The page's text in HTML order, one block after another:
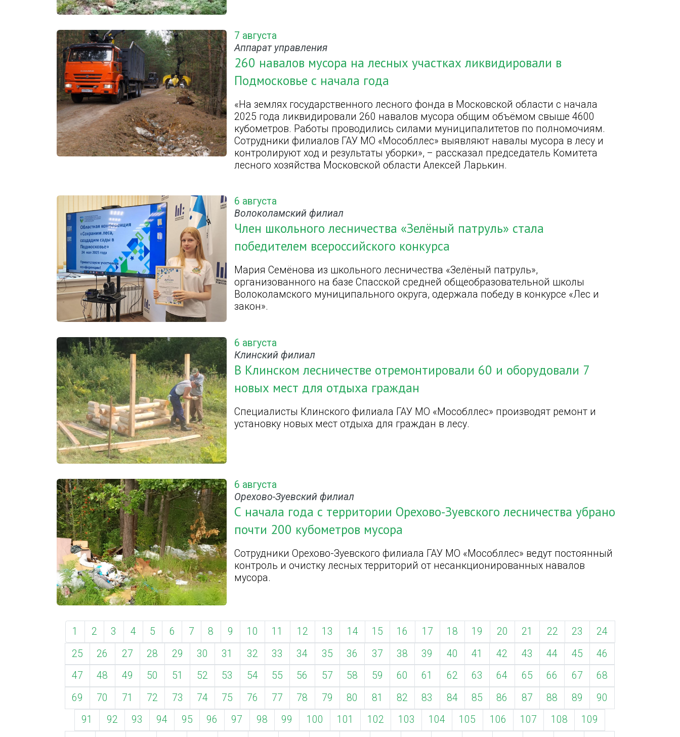
7 августа
Аппарат управления
260 навалов мусора на лесных участках ликвидировали в
Подмосковье с начала года
«На землях государственного лесного фонда в Московской области с начала
2025 года ликвидировали 260 навалов мусора общим объёмом свыше 4600
кубометров. Работы проводились силами муниципалитетов по полномочиям.
Сотрудники филиалов ГАУ МО «Мособллес» выявляют навалы мусора в лесу и
контролируют ход и результаты уборки», – рассказал председатель Комитета
лесного хозяйства Московской области Алексей Ларькин.
6 августа
Волоколамский филиал
Член школьного лесничества «Зелёный патруль» стала
победителем всероссийского конкурса
Мария Семёнова из школьного лесничества «Зелёный патруль»,
организованного на базе Спасской средней общеобразовательной школы
Волоколамского муниципального округа, одержала победу в конкурсе «Лес и
закон».
6 августа
Клинский филиал
В Клинском лесничестве отремонтировали 60 и оборудовали 7
новых мест для отдыха граждан
Специалисты Клинского филиала ГАУ МО «Мособллес» производят ремонт и
установку новых мест отдыха для граждан в лесу.
6 августа
Орехово-Зуевский филиал
С начала года с территории Орехово-Зуевского лесничества убрано
почти 200 кубометров мусора
Сотрудники Орехово-Зуевского филиала ГАУ МО «Мособллес» ведут постоянный
контроль и очистку лесных территорий от несанкционированных навалов
мусора.
1 2 3 4 5 6 7 8 9 10 11 12 13 14 15 16 17 18 19 20 21 22 23
24
25
26 27 28 29 30 31 32 33 34 35 36 37 38 39 40 41 42 43 44 45
46
47
48 49 50 51 52 53 54 55 56 57 58 59 60 61 62 63 64 65 66 67
68
69
70 71 72 73 74 75 76 77 78 79 80 81 82 83 84 85 86 87 88 89
90
91
92 93 94 95 96 97 98 99 100 101 102 103 104 105 106 107 108
109